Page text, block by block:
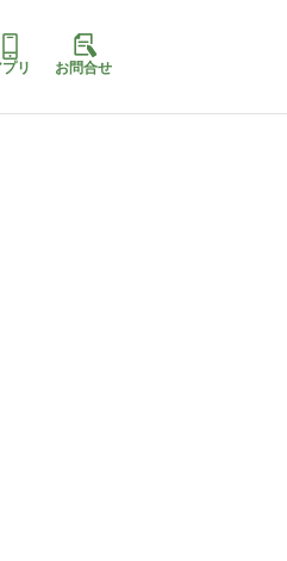
リ お問合せ